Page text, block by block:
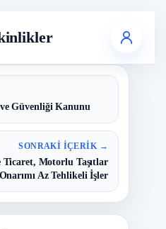
ve Güvenliği Kanunu
SONRAKI İÇERIK →
Ticaret, Motorlu Taşıtlar
Az Tehlikeli İşler